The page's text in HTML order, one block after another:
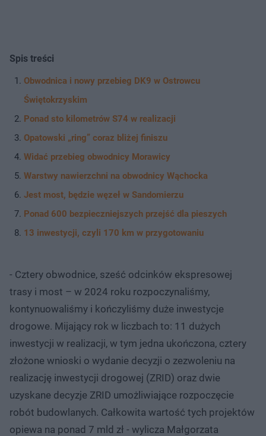
Spis treści
Obwodnica i nowy przebieg DK9 w Ostrowcu
Świętokrzyskim
Ponad sto kilometrów S74 w realizacji
Opatowski „ring” coraz bliżej finiszu
Widać przebieg obwodnicy Morawicy
Warstwy nawierzchni na obwodnicy Wąchocka
Jest most, będzie węzeł w Sandomierzu
Ponad 600 bezpieczniejszych przejść dla pieszych
13 inwestycji, czyli 170 km w przygotowaniu
- Cztery obwodnice, sześć odcinków ekspresowej
trasy i most – w 2024 roku rozpoczynaliśmy,
kontynuowaliśmy i kończyliśmy duże inwestycje
drogowe. Mijający rok w liczbach to: 11 dużych
inwestycji w realizacji, w tym jedna ukończona, cztery
złożone wnioski o wydanie decyzji o zezwoleniu na
realizację inwestycji drogowej (ZRID) oraz dwie
uzyskane decyzje ZRID umożliwiające rozpoczęcie
robót budowlanych. Całkowita wartość tych projektów
opiewa na ponad 7 mld zł - wylicza Małgorzata